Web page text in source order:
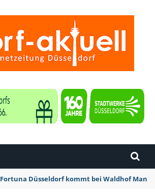
Fortuna Düsseldorf kommt bei Waldhof